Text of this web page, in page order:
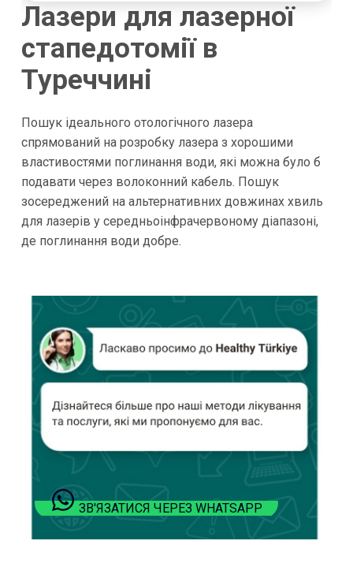
Лазери для лазерної
стапедотомії в
Туреччині
Пошук ідеального отологічного лазера
спрямований на розробку лазера з хорошими
властивостями поглинання води, які можна було б
подавати через волоконний кабель. Пошук
зосереджений на альтернативних довжинах хвиль
для лазерів у середньоінфрачервоному діапазоні,
де поглинання води добре.
ЗВ'ЯЗАТИСЯ ЧЕРЕЗ WHATSAPP